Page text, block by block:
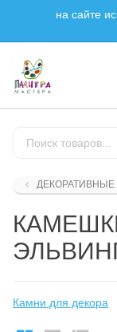
на сайте
ДЕКОРАТИВНЫЕ
Камни для декора